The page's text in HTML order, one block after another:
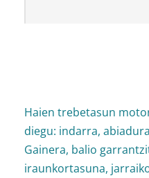
Haien trebetasun
diegu: indarra,
Gainera, balio
iraunkortasuna,